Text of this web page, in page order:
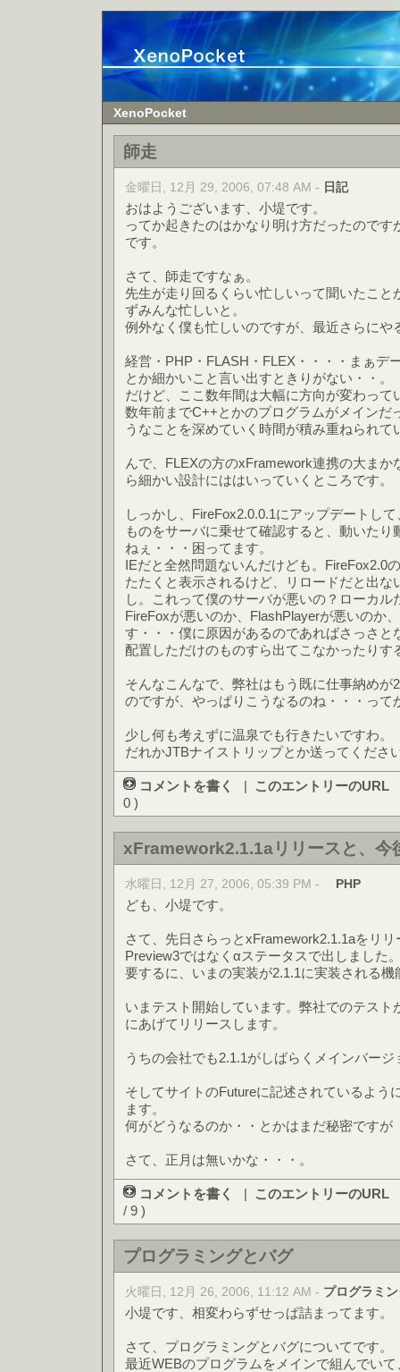
XenoPocket
師走
金曜日, 12月 29, 2006, 07:48 AM - 日記
おはようございます、小堤です。
ってか起きたのはかなり明け方だったので
です。
さて、師走ですなぁ。
先生が走り回るくらい忙しいって聞いたこと
ずみんな忙しいと。
例外なく僕も忙しいのですが、最近さらにや
経営・PHP・FLASH・FLEX・・・・まぁデ
とか細かいこと言い出すときりがない・・。
だけど、ここ数年間は大幅に方向が変わって
数年前までC++とかのプログラムがメインだ
うなことを深めていく時間が積み重ねられて
んで、FLEXの方のxFramework連携の大ま
ら細かい設計にははいっていくところです。
しっかし、FireFox2.0.0.1にアップデートし
ものをサーバに乗せて確認すると、動いた
ねぇ・・・困ってます。
IEだと全然問題ないんだけども。FireFox2.0
たたくと表示されるけど、リロードだと出な
し。これって僕のサーバが悪いの？ローカル
FireFoxが悪いのか、FlashPlayerが悪いのか
す・・・僕に原因があるのであればさっさと
配置しただけのものすら出てこなかったりす
そんなこんなで、弊社はもう既に仕事納めが
のですが、やっぱりこうなるのね・・・って
少し何も考えずに温泉でも行きたいですわ。
だれかJTBナイストリップとか送ってくださ
コメントを書く | このエントリーのURL
0 )
xFramework2.1.1aリリースと、今
水曜日, 12月 27, 2006, 05:39 PM - PHP
ども、小堤です。
さて、先日さらっとxFramework2.1.1aをリ
Preview3ではなくαステータスで出しました
要するに、いまの実装が2.1.1に実装される
いまテスト開始しています。弊社でのテスト
にあげてリリースします。
うちの会社でも2.1.1がしばらくメインバー
そしてサイトのFutureに記述されているよう
ます。
何がどうなるのか・・とかはまだ秘密ですが
さて、正月は無いかな・・・。
コメントを書く | このエントリーのURL
/ 9 )
プログラミングとバグ
火曜日, 12月 26, 2006, 11:12 AM - プログラミ
小堤です、相変わらずせっぱ詰まってます。
さて、プログラミングとバグについてです。
最近WEBのプログラムをメインで組んでい